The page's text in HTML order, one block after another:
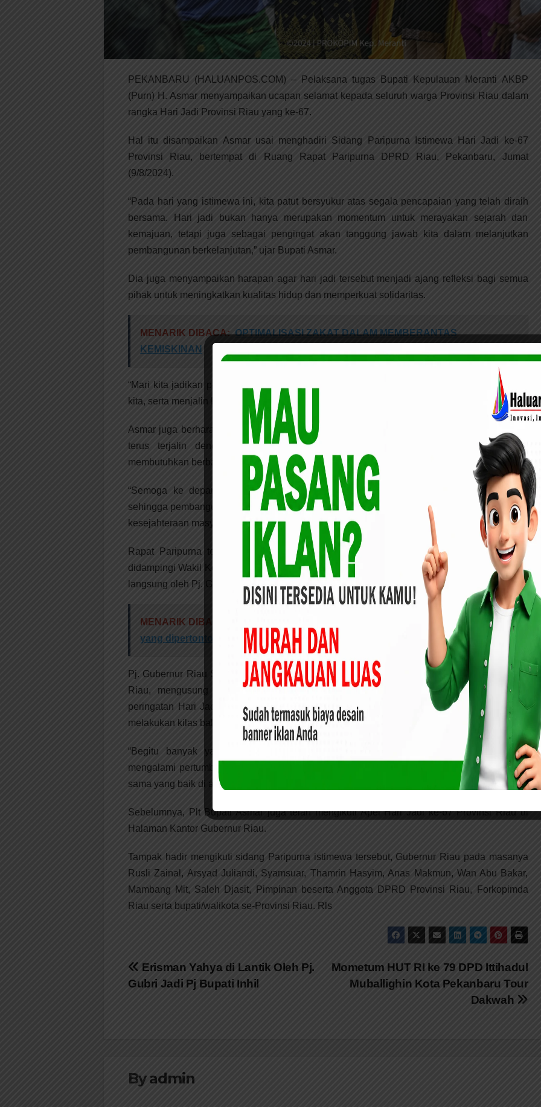
PEKANBARU (HALUANPOS.COM) – Pelaksana tugas Bupati Kepulauan Meranti AKBP
(Purn) H. Asmar menyampaikan ucapan selamat kepada seluruh warga Provinsi Riau dalam
rangka Hari Jadi Provinsi Riau yang ke-67.
Hal itu disampaikan Asmar usai menghadiri Sidang Paripurna Istimewa Hari Jadi ke-67
Provinsi Riau, bertempat di Ruang Rapat Paripurna DPRD Riau, Pekanbaru, Jumat
(9/8/2024).
“Pada hari yang istimewa ini, kita patut bersyukur atas segala pencapaian yang telah diraih
bersama. Hari jadi bukan hanya merupakan momentum untuk merayakan sejarah dan
kemajuan, tetapi juga sebagai pengingat akan tanggung jawab kita dalam melanjutkan
pembangunan berkelanjutan,” ujar Bupati Asmar.
Dia juga menyampaikan harapan agar hari jadi tersebut menjadi ajang refleksi bagi semua
pihak untuk meningkatkan kualitas hidup dan memperkuat solidaritas.
MENARIK DIBACA: OPTIMALISASI ZAKAT DALAM MEMBERANTAS
KEMISKINAN
“Mari kita jadikan perayaan ini sebagai motivasi untuk lebih giat dalam memajukan provinsi
kita, serta menjalin kerjasama yang lebih erat antar semua komponen masyarakat.” ajaknya.
Asmar juga berharap hubungan baik antara Pemprov Riau dan Pemkab Kepulauan Meranti
terus terjalin dengan baik. Menurutnya, kabupaten yang ia pimpin masih sangat
membutuhkan berbagai dukungan dari pemerintah provinsi maupun pusat.
“Semoga ke depan lebih banyak lagi program Provinsi Riau yang masuk ke Meranti,
sehingga pembangunan yang sedang dilaksanakan berjalan dengan lancar dan mewujudkan
kesejahteraan masyarakat,” harap Asmar.
Rapat Paripurna tersebut dipimpin langsung oleh Ketua DPRD Provinsi Riau Yulisman
didampingi Wakil Ketua I H. Syafaruddin Poti, Wakil Ketua II H. Agung Nugroho, Juga dihadiri
langsung oleh Pj. Gubernur Riau S.F Hariyanto.
MENARIK DIBACA:
T S M Amin, Zuriyat Kesultanan Siak Sri Indrapura: Prilaku
yang dipertontonkan DPH LAM Riau Menjatuhkan Marwah Melayu Riau
Pj. Gubernur Riau S.F Hariyanto dalam sambutannya mengatakan Hari Jadi Ke-67 Provinsi
Riau, mengusung tema Bersatu Membangun Menuju Riau Maju. Harapannya melalui
peringatan Hari Jadi Ke-67 Provinsi Riau itu menjadi momentum bagi semua untuk dapat
melakukan kilas balik atas capaian, serta harapan dan tujuan yang belum tercapai.
“Begitu banyak yang telah kita upayakan untuk membangun Provinsi Riau, hingga
mengalami pertumbuhan seperti sekarang ini. Hal ini tentu saja berkat kolaborasi dan kerja
sama yang baik di antara kita semua,” ucap Hariyanto.
Sebelumnya, Plt Bupati Asmar juga telah mengikuti Apel Hari Jadi ke-67 Provinsi Riau di
Halaman Kantor Gubernur Riau.
Tampak hadir mengikuti sidang Paripurna istimewa tersebut, Gubernur Riau pada masanya
Rusli Zainal, Arsyad Juliandi, Syamsuar, Thamrin Hasyim, Anas Makmun, Wan Abu Bakar,
Mambang Mit, Saleh Djasit, Pimpinan beserta Anggota DPRD Provinsi Riau, Forkopimda
Riau serta bupati/walikota se-Provinsi Riau. Rls
Navigasi
Mometum HUT RI ke 79 DPD Ittihadul
Muballighin Kota Pekanbaru Tour
Dakwah
Erisman Yahya di Lantik Oleh Pj.
Gubri Jadi Pj Bupati Inhil
Byadmin